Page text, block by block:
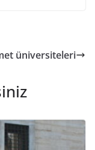
üniversiteleri